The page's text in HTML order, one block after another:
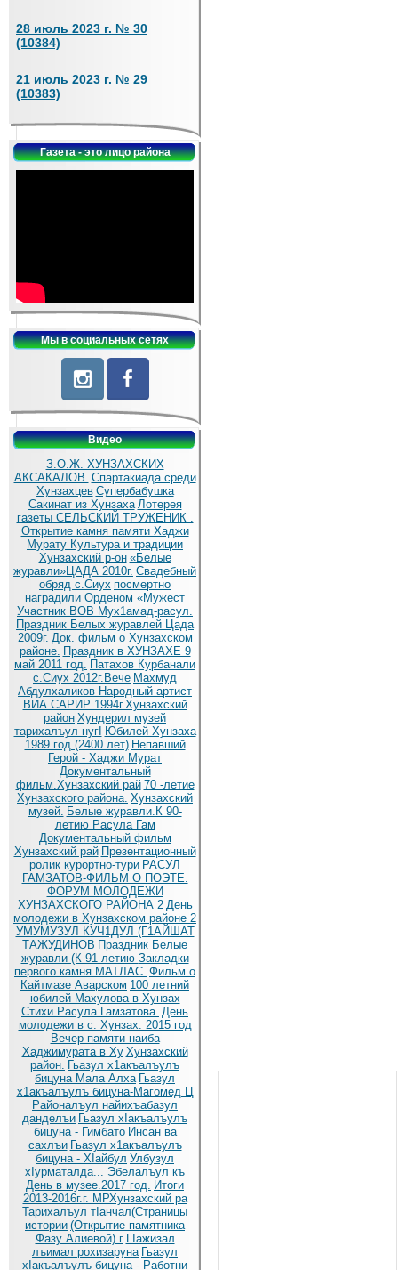
28 июль 2023 г. № 30
(10384)
21 июль 2023 г. № 29
(10383)
Газета - это лицо района
Мы в социальных сетях
Видео
З.О.Ж. ХУНЗАХСКИХ
АКСАКАЛОВ. Спартакиада среди
Хунзахцев Супербабушка
Сакинат из Хунзаха Лотерея
газеты СЕЛЬСКИЙ ТРУЖЕНИК .
Открытие камня памяти Хаджи
Мурату Культура и традиции
Хунзахский р-он «Белые
журавли»ЦАДА 2010г. Cвадебный
обряд c.Сиух посмертно
наградили Орденом «Мужест
Участник ВОВ Мух1амад-расул.
Праздник Белых журавлей Цада
2009г. Док. фильм о Хунзахском
районе. Праздник в ХУНЗАХЕ 9
май 2011 год. Патахов Курбанали
с.Сиух 2012г.Вече Махмуд
Абдулхаликов Народный артист
ВИА САРИР 1994г.Хунзахский
район Хундерил музей
тарихалъул нугI Юбилей Хунзаха
1989 год (2400 лет) Непавший
Герой - Хаджи Мурат
Документальный
фильм.Хунзахский рай 70 -летие
Хунзахского района. Хунзахский
музей. Белые журавли.К 90-
летию Расула Гам
Документальный фильм
Хунзахский рай Презентационный
ролик курортно-тури РАСУЛ
ГАМЗАТОВ-ФИЛЬМ О ПОЭТЕ.
ФОРУМ МОЛОДЕЖИ
ХУНЗАХСКОГО РАЙОНА 2 День
молодежи в Хунзахском районе 2
УМУМУЗУЛ КУЧ1ДУЛ (Г1АЙШАТ
ТАЖУДИНОВ Праздник Белые
журавли (К 91 летию Закладки
первого камня МАТЛАС. Фильм о
Кайтмазе Аварском 100 летний
юбилей Махулова в Хунзах
Стихи Расула Гамзатова. День
молодежи в с. Хунзах. 2015 год
Вечер памяти наиба
Хаджимурата в Ху Хунзахский
район. Гьазул х1акъалъулъ
бицуна Мала Алха Гьазул
х1акъалъулъ бицуна-Магомед Ц
Районалъул найихъабазул
данделъи Гьазул хIакъалъулъ
бицуна - Гимбато Инсан ва
сахлъи Гьазул х1акъалъулъ
бицуна - ХIайбул Улбузул
хIурматалда... Эбелалъул къ
День в музее.2017 год. Итоги
2013-2016г.г. МРХунзахский ра
Тарихалъул тIанчал(Страницы
истории (Открытие памятника
Фазу Алиевой) г ГIажизал
лъимал рохизаруна Гьазул
хIакъалъулъ бицуна - Работни